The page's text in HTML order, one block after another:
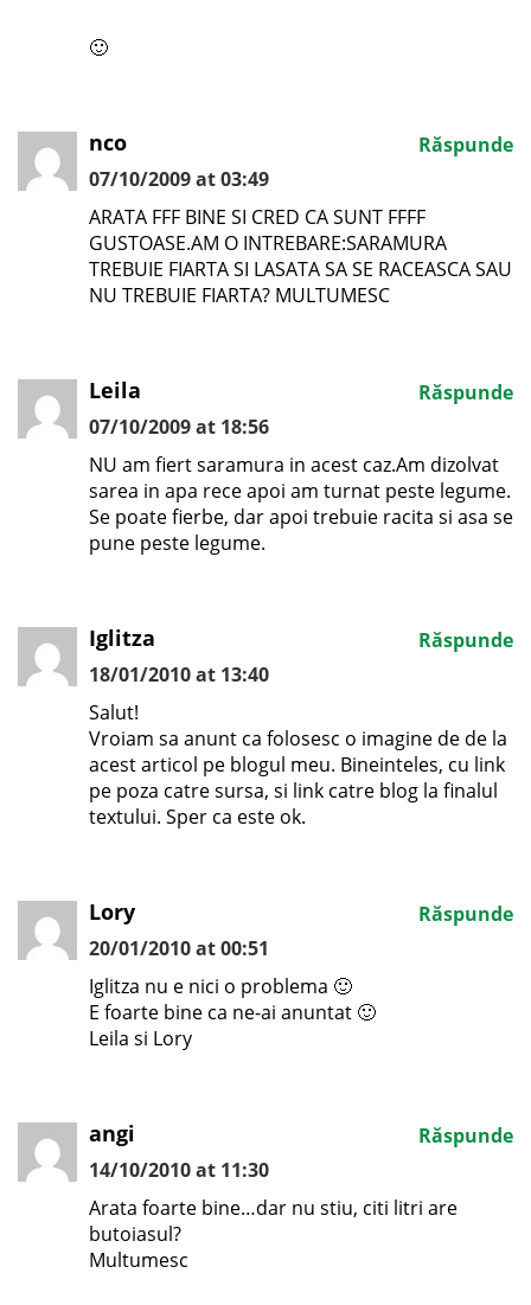
🙂
nco
07/10/2009 at 03:49
ARATA FFF BINE SI CRED CA SUNT FFFF
GUSTOASE.AM O INTREBARE:SARAMURA
TREBUIE FIARTA SI LASATA SA SE RACEASCA SAU
NU TREBUIE FIARTA? MULTUMESC
Răspunde
Leila
07/10/2009 at 18:56
NU am fiert saramura in acest caz.Am dizolvat
sarea in apa rece apoi am turnat peste legume.
Se poate fierbe, dar apoi trebuie racita si asa se
pune peste legume.
Răspunde
Iglitza
18/01/2010 at 13:40
Salut!
Vroiam sa anunt ca folosesc o imagine de de la
acest articol pe blogul meu. Bineinteles, cu link
pe poza catre sursa, si link catre blog la finalul
textului. Sper ca este ok.
Răspunde
Lory
20/01/2010 at 00:51
Iglitza nu e nici o problema 🙂
E foarte bine ca ne-ai anuntat 🙂
Leila si Lory
Răspunde
angi
14/10/2010 at 11:30
Arata foarte bine…dar nu stiu, citi litri are
butoiasul?
Multumesc
Răspunde